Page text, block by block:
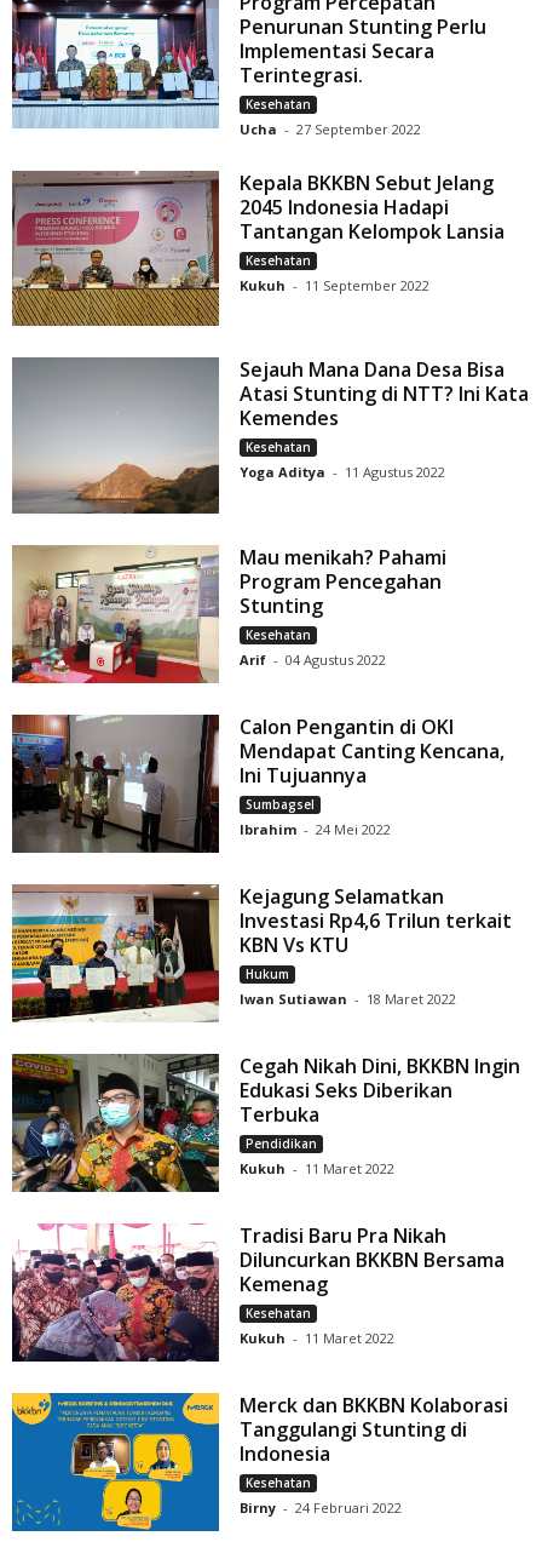
Penurunan Stunting Perlu
Implementasi Secara
Terintegrasi.
Kesehatan
Ucha - 27 September 2022
Kepala BKKBN Sebut Jelang
2045 Indonesia Hadapi
Tantangan Kelompok Lansia
Kesehatan
Kukuh - 11 September 2022
Sejauh Mana Dana Desa Bisa
Atasi Stunting di NTT? Ini Kata
Kemendes
Kesehatan
Yoga Aditya - 11 Agustus 2022
Mau menikah? Pahami
Program Pencegahan
Stunting
Kesehatan
Arif - 04 Agustus 2022
Calon Pengantin di OKI
Mendapat Canting Kencana,
Ini Tujuannya
Sumbagsel
Ibrahim - 24 Mei 2022
Kejagung Selamatkan
Investasi Rp4,6 Trilun terkait
KBN Vs KTU
Hukum
Iwan Sutiawan - 18 Maret 2022
Cegah Nikah Dini, BKKBN Ingin
Edukasi Seks Diberikan
Terbuka
Pendidikan
Kukuh - 11 Maret 2022
Tradisi Baru Pra Nikah
Diluncurkan BKKBN Bersama
Kemenag
Kesehatan
Kukuh - 11 Maret 2022
Merck dan BKKBN Kolaborasi
Tanggulangi Stunting di
Indonesia
Kesehatan
Birny - 24 Februari 2022